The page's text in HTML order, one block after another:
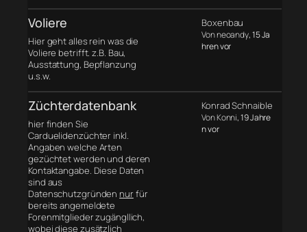
Voliere
Hier geht alles rein was die
Voliere betrifft. z.B. Bau,
Ausstattung, Bepflanzung
u.s.w.
Boxenbau
Von neoandy, 15 Ja
hren vor
Züchterdatenbank
hier finden Sie
Carduelidenzüchter inkl.
Angaben welche Arten
gezüchtet werden und deren
Kontaktangabe. Diese Daten
sind aus
Datenschutzgründen nurfür
bereits angemeldete
Forenmitglieder zugängllich,
wobei diese zusätzlich
Konrad Schnaible
Von Konni, 19 Jahre
n vor